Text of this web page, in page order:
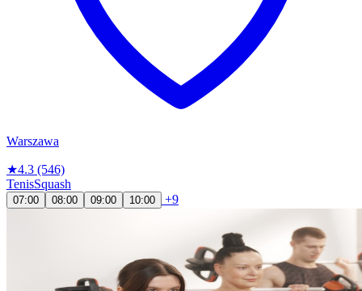
Warszawa
★4.3 (546)
TenisSquash
07:00 08:00 09:00 10:00 +9